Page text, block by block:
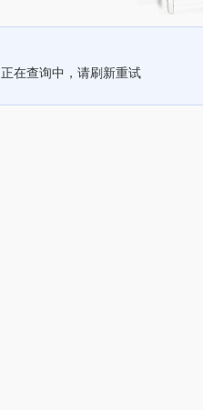
正在查询中，请刷新重试